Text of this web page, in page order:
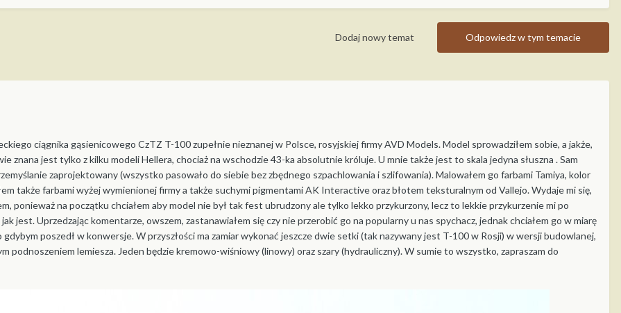
Odpowiedz w tym temacie
Dodaj nowy temat
ciągnika gąsienicowego CzTZ T-100 zupełnie nieznanej w Polsce, rosyjskiej firmy AVD Models. Model sprowadziłem sobie, a jakże,
znana jest tylko z kilku modeli Hellera, chociaż na wschodzie 43-ka absolutnie króluje. U mnie także jest to skala jedyna słuszna . Sam
zaprojektowany (wszystko pasowało do siebie bez zbędnego szpachlowania i szlifowania). Malowałem go farbami Tamiya, kolor
także farbami wyżej wymienionej firmy a także suchymi pigmentami AK Interactive oraz błotem teksturalnym od Vallejo. Wydaje mi się,
ponieważ na początku chciałem aby model nie był tak fest ubrudzony ale tylko lekko przykurzony, lecz to lekkie przykurzenie mi po
jest. Uprzedzając komentarze, owszem, zastanawiałem się czy nie przerobić go na popularny u nas spychacz, jednak chciałem go w miarę
gdybym poszedł w konwersje. W przyszłości ma zamiar wykonać jeszcze dwie setki (tak nazywany jest T-100 w Rosji) w wersji budowlanej,
podnoszeniem lemiesza. Jeden będzie kremowo-wiśniowy (linowy) oraz szary (hydrauliczny). W sumie to wszystko, zapraszam do